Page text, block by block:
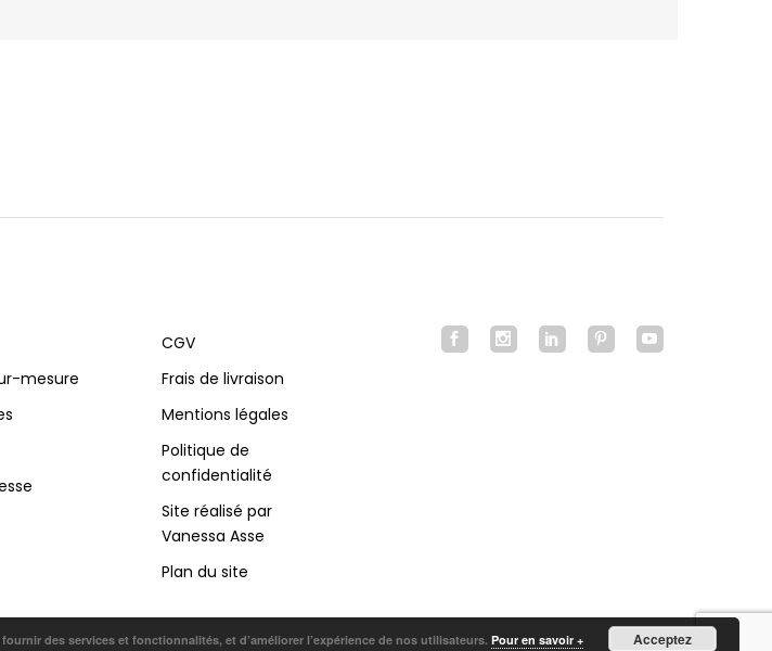
mesure
CGV
Frais de livraison
Mentions légales
Politique de
confidentialité
Site réalisé par
Vanessa Asse
Plan du site
des services et fonctionnalités, et d’améliorer l’expérience de nos utilisateurs. Pour en savoir + Acceptez